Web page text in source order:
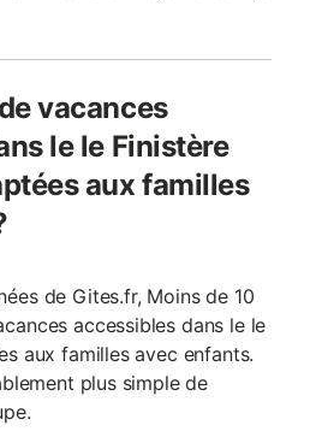
vacances
le le Finistère
aux familles
de Gites.fr, Moins de 10
accessibles dans le le
aux familles avec enfants.
plus simple de